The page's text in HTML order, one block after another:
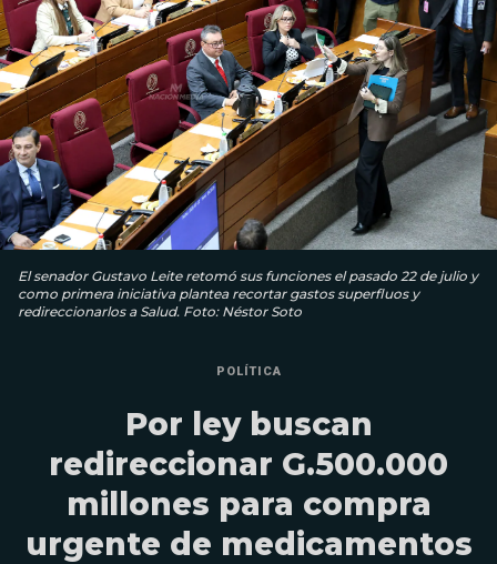
El senador Gustavo Leite retomó sus funciones el pasado 22 de julio y
como primera iniciativa plantea recortar gastos superfluos y
redireccionarlos a Salud. Foto: Néstor Soto
POLÍTICA
Por ley buscan
redireccionar G.500.000
millones para compra
urgente de medicamentos